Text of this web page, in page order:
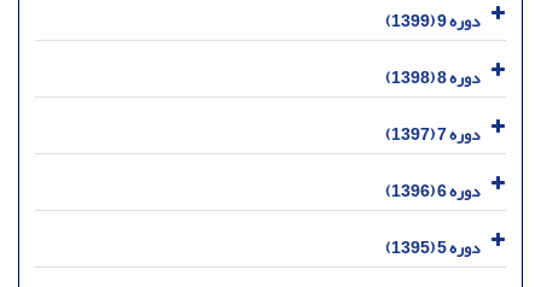
دوره 9 (1399)
دوره 8 (1398)
دوره 7 (1397)
دوره 6 (1396)
دوره 5 (1395)